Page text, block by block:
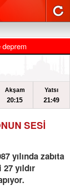
deprem
Akşam
20:15
Yatsı
21:49
SESİ
yılında zabıta
yıldır